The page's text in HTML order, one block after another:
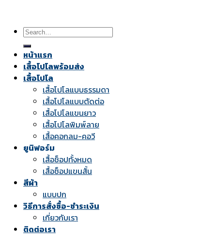
Search
for:
หน้าแรก
เสื้อโปโลพร้อมส่ง
เสื้อโปโล
เสื้อโปโลแบบธรรมดา
เสื้อโปโลแบบตัดต่อ
เสื้อโปโลแขนยาว
เสื้อโปโลพิมพ์ลาย
เสื้อคอกลม-คอวี
ยูนิฟอร์ม
เสื้อช็อปทั้งหมด
เสื้อช็อปแขนสั้น
สีผ้า
แบบปก
วิธีการสั่งซื้อ-ชำระเงิน
เกี่ยวกับเรา
ติดต่อเรา